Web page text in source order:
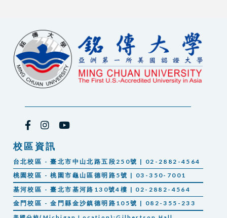
校區資訊
台北校區 - 臺北市中山北路五段250號 | 02-2882-4564
桃園校區 - 桃園市龜山區德明路5號 | 03-350-7001
基河校區 - 臺北市基河路130號4樓 | 02-2882-4564
金門校區 - 金門縣金沙鎮德明路105號 | 082-355-233